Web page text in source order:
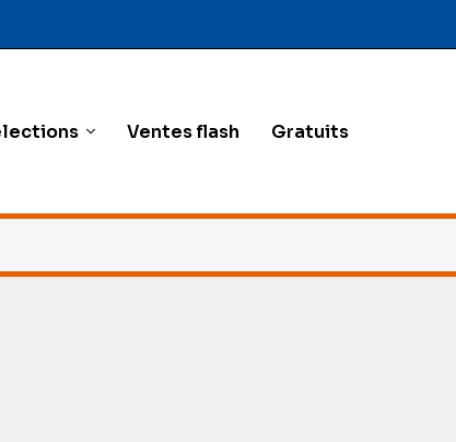
Ventes flash Gratuits